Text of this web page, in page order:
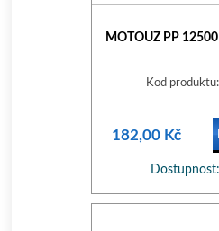
MOTOUZ PP
Kod
182,00 Kč
Dostupnost: